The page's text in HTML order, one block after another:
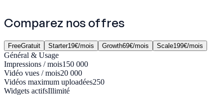
Comparez nos offres
FreeGratuit Starter19€/mois Growth69€/mois Scale199€/mois
Général & Usage
Impressions / mois150 000
Vidéo vues / mois20 000
Vidéos maximum uploadées250
Widgets actifsIllimité